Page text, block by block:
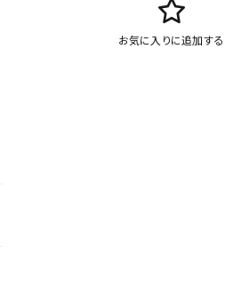
お気に入りに追加する